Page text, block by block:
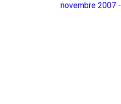
novembre 2007-